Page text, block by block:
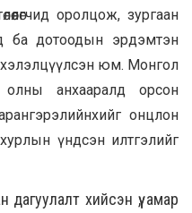
оролцож, зургаан
ба дотоодын эрдэмтэн
юм. Монгол
анхааралд орсон
онцлон
үндсэн илтгэлийг
хийсэн үү, амар